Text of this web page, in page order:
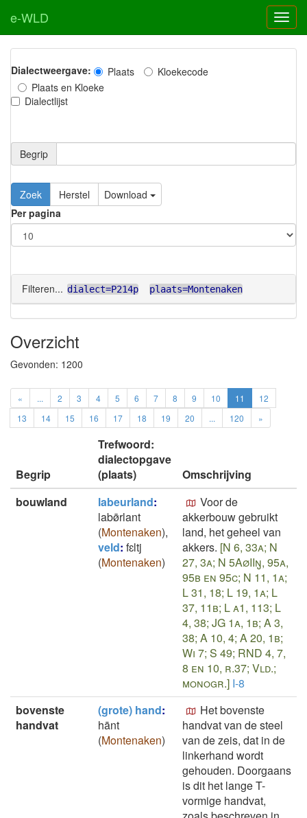
e-WLD
Dialectweergave: Plaats
Kloekecode
Plaats en Kloeke
Dialectlijst
Begrip
Zoek Herstel
Download
Per pagina
Filteren... dialect=P214p plaats=Montenaken
Overzicht
Gevonden: 1200
« ... 2 3 4 5 6 7 8 9 10 11
12
13
14 15 16 17 18 19 20 ... 120 »
Begrip
Trefwoord:
dialectopgave
(plaats)
Omschrijving
bouwland
labeurland:
labø̄rlant
(Montenaken),
veld: fɛltj
(Montenaken)
Voor de
akkerbouw gebruikt
land, het geheel van
akkers. [N 6, 33a; N
27, 3a; N 5AøIIŋ, 95a,
95b en 95c; N 11, 1a;
L 31, 18; L 19, 1a; L
37, 11b; L a1, 113; L
4, 38; JG 1a, 1b; A 3,
38; A 10, 4; A 20, 1b;
Wi 7; S 49; RND 4, 7,
8 en 10, r.37; Vld.;
monogr.] I-8
bovenste
handvat
(grote) hand:
hānt
(Montenaken)
Het bovenste
handvat van de steel
van de zeis, dat in de
linkerhand wordt
gehouden. Doorgaans
is dit het lange T-
vormige handvat,